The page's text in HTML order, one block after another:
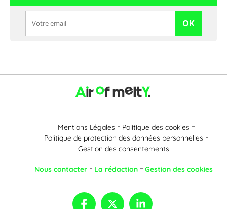
OK
Mentions Légales
Politique des cookies
Politique de protection des données personnelles
Gestion des consentements
Nous contacter La rédaction Gestion des cookies